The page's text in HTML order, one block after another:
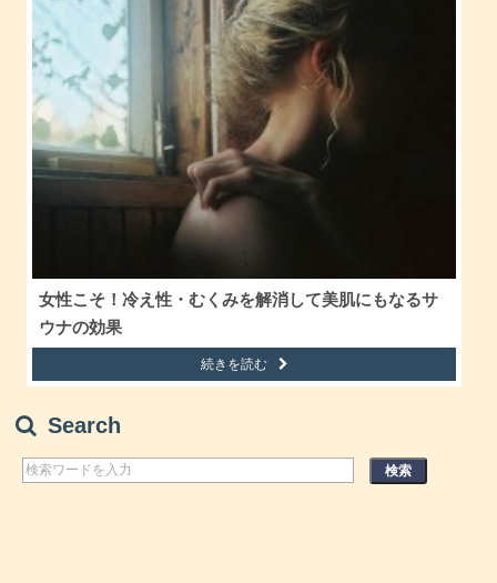
女性こそ！冷え性・むくみを解消して美肌にもなるサ
ウナの効果
続きを読む
Search